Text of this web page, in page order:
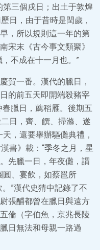
第三個戌日；出土于敦煌
日，由于昔時是閏歲，
，所以規則這一年的第
宋末《古今事文類聚》
不成在十一月也。”
賀一番。漢代的臘日，
的前五天即開端殺豬宰
臘日，薦稻雁。後期五
日，齊、饌、掃滌、遂
，還要舉辦驅儺典禮，
書》載：“季冬之月，星
先臘一日，年夜儺，謂
圓、宴飲，如蔡邕所
”漢代史猜中記錄了不
張酺都曾在臘日與遠方
倫（字伯魚，京兆長陵
日無法和母親一路過